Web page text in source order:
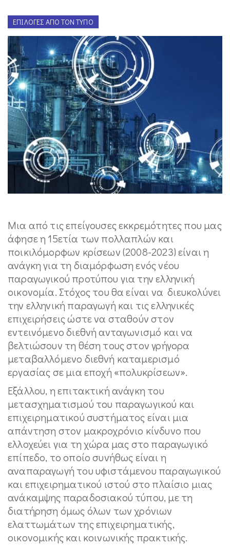
ΕΠΙΛΟΓΈΣ ΑΠΌ ΤΟΝ ΤΎΠΟ
Μια από τις επείγουσες εκκρεμότητες που μας
άφησε η 15ετία των πολλαπλών και
ποικιλόμορφων κρίσεων (2008-2023) είναι η
ανάγκη για τη διαμόρφωση ενός νέου
παραγωγικού προτύπου για την ελληνική
οικονομία. Στόχος του θα είναι να διευκολύνει
την ελληνική παραγωγή και τις ελληνικές
επιχειρήσεις ώστε να σταθούν στον
εντεινόμενο διεθνή ανταγωνισμό και να
βελτιώσουν τη θέση τους στον γρήγορα
μεταβαλλόμενο διεθνή καταμερισμό
εργασίας σε μια εποχή «πολυκρίσεων».
Εξάλλου, η επιτακτική ανάγκη του
μετασχηματισμού του παραγωγικού και
επιχειρηματικού συστήματος είναι μια
απάντηση στον μακροχρόνιο κίνδυνο που
ελλοχεύει για τη χώρα μας στο παραγωγικό
επίπεδο, το οποίο συνήθως είναι η
αναπαραγωγή του υφιστάμενου παραγωγικού
και επιχειρηματικού ιστού στο πλαίσιο μιας
ανάκαμψης παραδοσιακού τύπου, με τη
διατήρηση όμως όλων των χρόνιων
ελαττωμάτων της επιχειρηματικής,
οικονομικής και κοινωνικής πρακτικής.